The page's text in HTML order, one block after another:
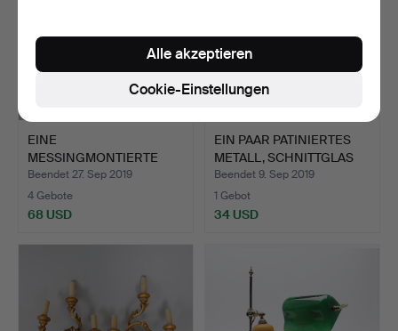
EINE
MESSINGMONTIERTE
KUPFER- UND GLASIERT…
Beendet 27. Sep 2019
4 Gebote
68 USD
EIN PAAR PATINIERTES
METALL, SCHNITTGLAS
U…
Beendet 9. Sep 2019
1 Gebot
34 USD
Cookie-Einstellungen
Alle akzeptieren